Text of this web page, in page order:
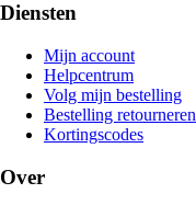
Diensten
Mijn account
Helpcentrum
Volg mijn bestelling
Bestelling retourneren
Kortingscodes
Over